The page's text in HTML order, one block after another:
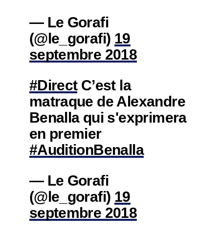
— Le Gorafi
(@le_gorafi) 19
septembre 2018
#DirectC’est la
matraque de Alexandre
Benalla qui s'exprimera
en premier
#AuditionBenalla
— Le Gorafi
(@le_gorafi) 19
septembre 2018